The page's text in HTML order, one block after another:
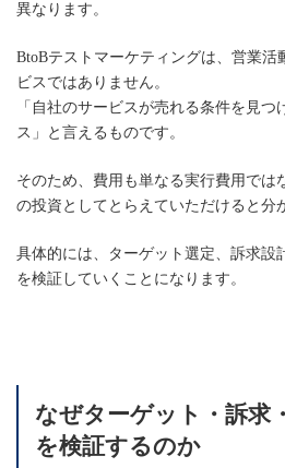
異なります。
BtoBテストマーケティングは、営業活
ビスではありません。
「自社のサービスが売れる条件を見
ス」と言えるものです。
そのため、費用も単なる実行費用では
の投資としてとらえていただけると分
具体的には、ターゲット選定、訴求設
を検証していくことになります。
なぜターゲット・訴求
を検証するのか